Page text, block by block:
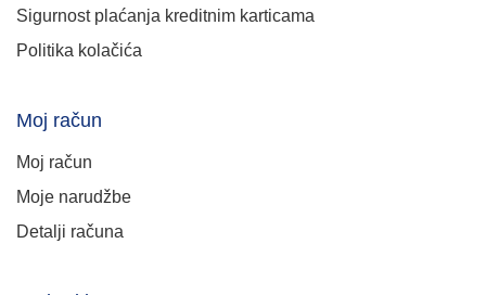
Sigurnost plaćanja kreditnim karticama
Politika kolačića
Moj račun
Moj račun
Moje narudžbe
Detalji računa